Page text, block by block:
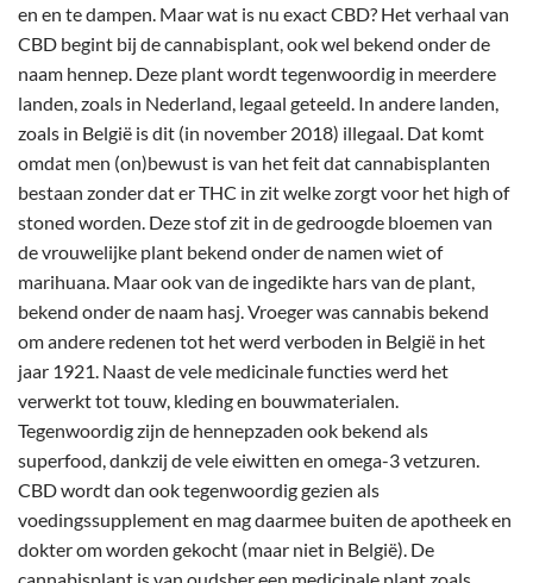
en en te dampen. Maar wat is nu exact CBD? Het verhaal van
CBD begint bij de cannabisplant, ook wel bekend onder de
naam hennep. Deze plant wordt tegenwoordig in meerdere
landen, zoals in Nederland, legaal geteeld. In andere landen,
zoals in België is dit (in november 2018) illegaal. Dat komt
omdat men (on)bewust is van het feit dat cannabisplanten
bestaan zonder dat er THC in zit welke zorgt voor het high of
stoned worden. Deze stof zit in de gedroogde bloemen van
de vrouwelijke plant bekend onder de namen wiet of
marihuana. Maar ook van de ingedikte hars van de plant,
bekend onder de naam hasj. Vroeger was cannabis bekend
om andere redenen tot het werd verboden in België in het
jaar 1921. Naast de vele medicinale functies werd het
verwerkt tot touw, kleding en bouwmaterialen.
Tegenwoordig zijn de hennepzaden ook bekend als
superfood, dankzij de vele eiwitten en omega-3 vetzuren.
CBD wordt dan ook tegenwoordig gezien als
voedingssupplement en mag daarmee buiten de apotheek en
dokter om worden gekocht (maar niet in België). De
cannabisplant is van oudsher een medicinale plant zoals